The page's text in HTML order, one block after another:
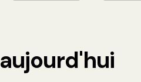
aujourd'hui